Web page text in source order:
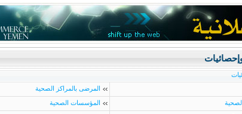
المرضى بالمراكز الصحية
المؤسسات الصحية